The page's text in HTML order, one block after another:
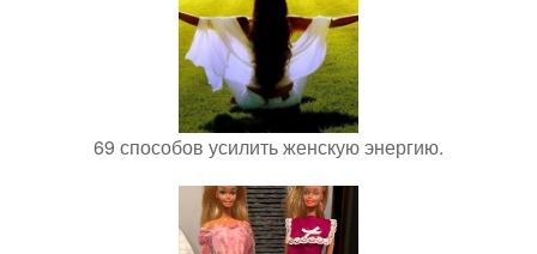
69 способов усилить женскую энергию.